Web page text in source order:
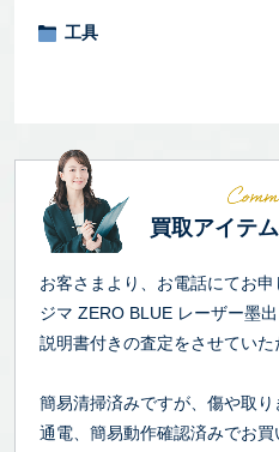
工具
買取アイテ
お客さまより、お電話にてお
ジマ ZERO BLUE レーザー墨
説明書付きの査定をさせていた
簡易清掃済みですが、傷や取り
通電、簡易動作確認済みでお